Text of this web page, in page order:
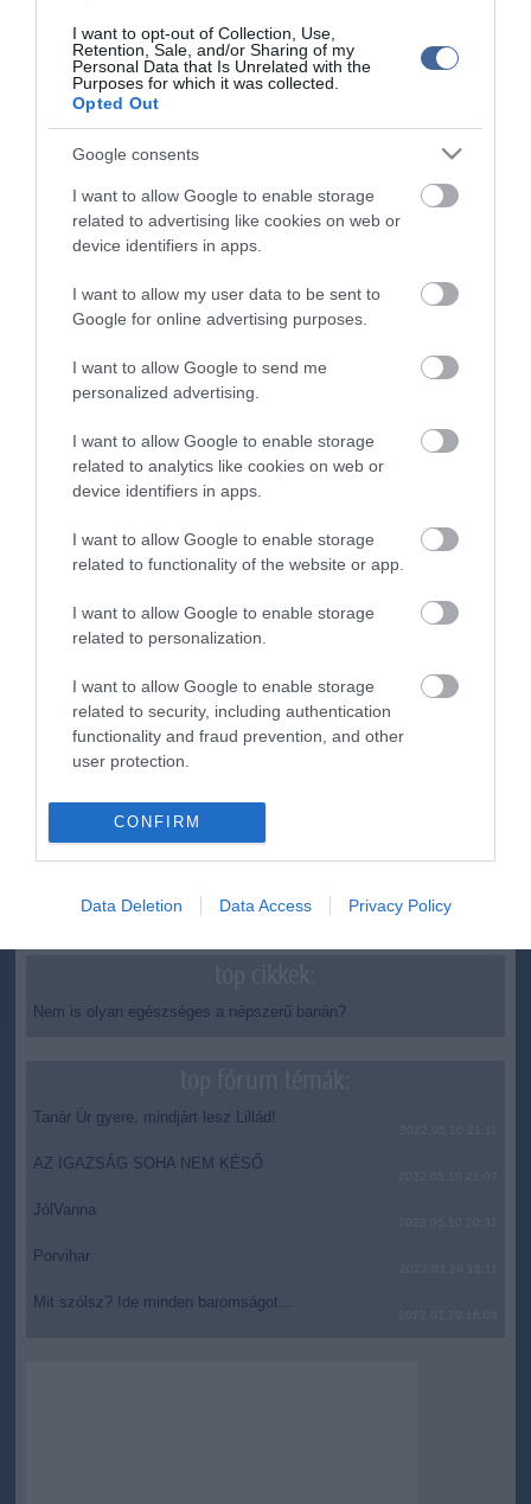
I want to opt-out of Collection, Use,
Retention, Sale, and/or Sharing of my
Personal Data that Is Unrelated with the
Purposes for which it was collected.
Opted Out
Google consents
I want to allow Google to enable storage
related to advertising like cookies on web or
device identifiers in apps.
I want to allow my user data to be sent to
Google for online advertising purposes.
I want to allow Google to send me
personalized advertising.
I want to allow Google to enable storage
related to analytics like cookies on web or
device identifiers in apps.
I want to allow Google to enable storage
related to functionality of the website or app.
I want to allow Google to enable storage
related to personalization.
I want to allow Google to enable storage
related to security, including authentication
functionality and fraud prevention, and other
user protection.
CONFIRM
Data Deletion Data Access Privacy Policy
Kapcsolódó írások:
Ezentúl bármit levetítenek? Öngyilkosság a Facebookon
Három öngyilkos merénylő robbantott egyszerre Jemenben
Öngyilkos merénylet Bagdadnál, sok halott
tükrözik. A szerkesztőség mindössze a hírek publikációjával foglalkozik, a
kommenteket nem tudja befolyásolni - azok az olvasók személyes véleményét
tartalmazzák.
Kérjük, kulturáltan, mások személyiségi jogainak és jó hírnevének tiszteletben
tartásával kommenteljenek!
ma.hu legfrissebb hírei:
Hulladékvadászat indul a Dunán: a rekordalacsony vízállás
Vitézy Dávid: háromszor annyian utaznak a komlói
vonalon, mint korábban a pótlóbuszokon
Vitézy Dávid: 2,3 milliárd forint került vissza az államhoz
egy útdíjrendszeres ügylet felülvizsgálata után
Saját életét is kockára tette a magyar erdész, hogy
megállítsa a tüzet
Dunából - a rendőrség lefoglalta
A Miniszterelnökség felmondta a Lounge Eventtel kötött
Megérkezett az eső a Duna vízgyűjtőjére
Nem is olyan egészséges a népszerű banán?
Tanár Úr gyere, mindjárt lesz Lillád!
AZ IGAZSÁG SOHA NEM KÉSŐ
JólVanna
Porvihar
Mit szólsz? Ide minden baromságot...